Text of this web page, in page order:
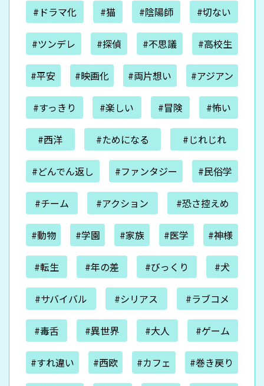
#ドラマ化 #猫 #陰陽師 #切ない
#ツンデレ #探偵 #不思議 #高校生
#平安 #映画化 #両片想い #アジアン
#すっきり #楽しい #冒険 #怖い
#西洋 #ためになる #じれじれ
#どんでん返し #ファンタジー #民俗学
#チーム #アクション #恐さ控えめ
#動物 #学園 #家族 #医学 #神様
#転生 #年の差 #びっくり #犬
#サバイバル #シリアス #ラブコメ
#毒舌 #異世界 #大人 #ゲーム
#すれ違い #西欧 #カフェ #巻き戻り